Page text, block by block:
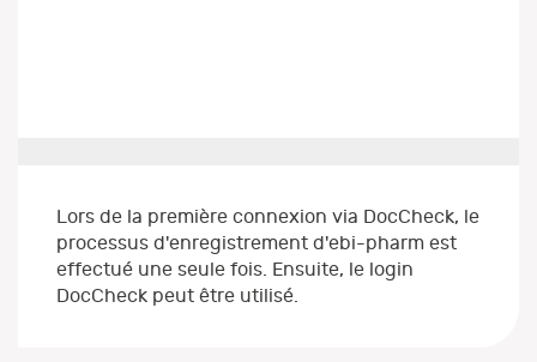
Lors de la première connexion via DocCheck, le
processus d'enregistrement d'ebi-pharm est
effectué une seule fois. Ensuite, le login
DocCheck peut être utilisé.